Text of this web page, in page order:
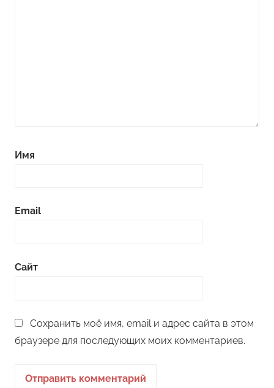
Имя
Email
Сайт
Сохранить моё имя, email и адрес сайта в этом
браузере для последующих моих комментариев.